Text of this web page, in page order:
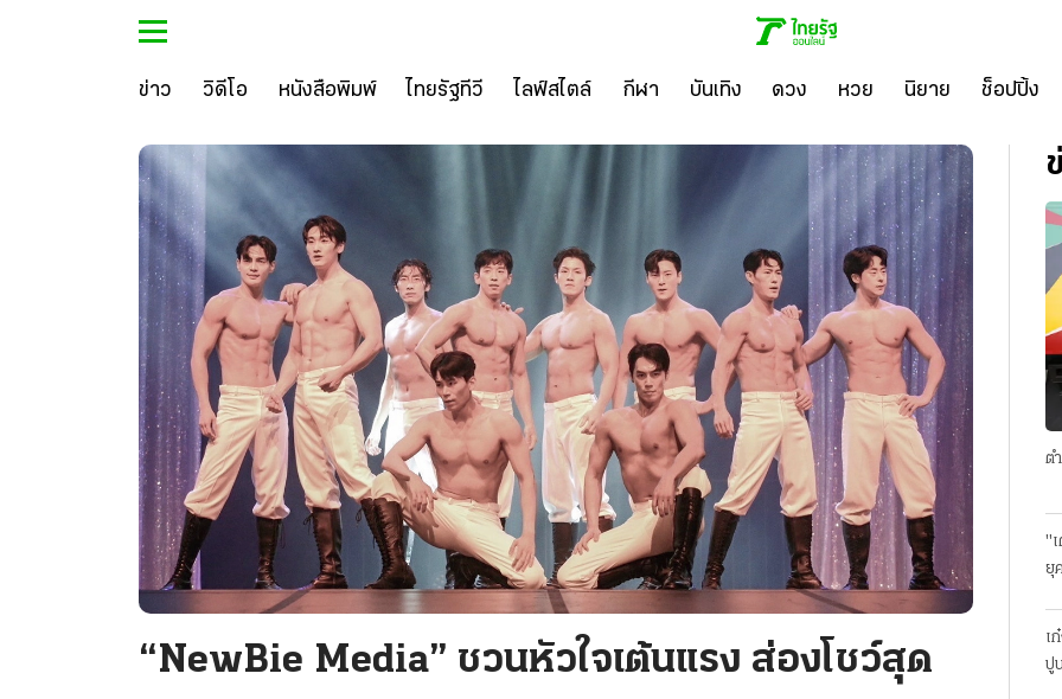
ข่าว วิดีโอ หนังสือพิมพ์ ไทยรัฐทีวี ไลฟ์สไตล์ กีฬา บันเทิง ดวง หวย นิยาย ช็อปปิ้ง
“NewBie Media” ชวนหัวใจเต้นแรง ส่องโชว์สุด
ต
"
ยุ
เ
ปู